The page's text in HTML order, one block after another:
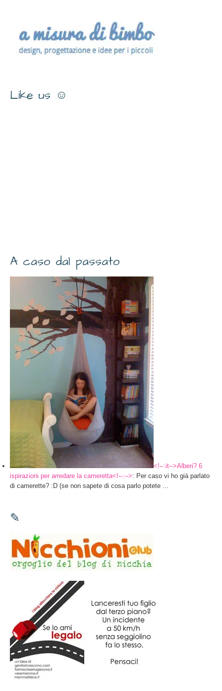
Like us ☺
A caso dal passato
<!--:it-->Alberi? 6
ispirazioni per arredare la cameretta<!--:-->: Per caso vi ho già parlato
di camerette? :D (se non sapete di cosa parlo potete ...
✎